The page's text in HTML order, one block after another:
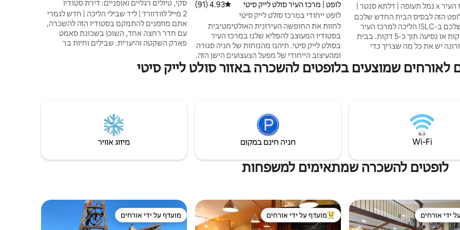
לופט במרכז העיר x נמל תעופה | דלתא סנטר |
הזה לבסיס הבית החדש שלכם
להרפתקה שלכם ב-SLC! הליכה למרכז העיר
תוך 10-15 דקות או נסיעה תוך כ-5 דקות. בבית
יש את כל מה שצריך כדי
סייז ושולחנות • מטבח מצויד היטב עם בר קפה •
אזורי שינה ייחודיים • Wi-Fi מהיר וטלוויזיות
• נסיעה של 5 דקות לנמל התעופה • נסיעה של
לופט | מרכז העיר סולט לייק סיטי דירוג ממוצע של 4.93 מתוך 5, 91 ביקורות
4.93 (91)
לופט ייחודי במרכז סולט לייק סיטי
לחוות את החופשה העירונית האולטימטיבית
בסטודיו המעוצב להפליא שלנו במרכז העיר
בסולט לייק סיטי. תיהנו מהנוחות של חניה סגורה
ומהעיצוב הייחודי של מפעל הצעצועים הישן הזה.
עם תקרות גבוהות, תוכנית קומה פתוחה וקירות
לבנים חשופים, הסטודיו הזה מציע חוויית מגורים
השהייה שלכם עכשיו וגלו את כל מה שיש לסולט
סקי, טיולים רגליים ואופניים: דירת סטודיו
מודרנית בפארק סיטי
2 מייל לוודוורד | ליד שבילי הליכה | חדש לגמרי
אתם מוזמנים להתמקם בסטודיו הזה להשכרה,
עם חדר רחצה אחד, השוכן בשכונת סאמט
פארק השקטה והיערית. שבילים וחיות בר
לנוחות מקומית בקרבת מקום. תוכלו לבלות את
ימיכם ברכיבה על אופני הרים במסלול שטח,
בברכה בבית אחרי יום של הרפתקאות!
לאורחים שמוצעים בלופטים להשכרה באזור סולט לייק סיטי
Wi‑Fi חניה חינם במקום מיזוג אוויר
לופטים להשכרה שמתאימים למשפחות
נכסים מועדפים על ידי אורחים
ידי אורחים מוביל בקרב נכסים מועדפים על ידי אורחים
מועדף על ידי אורחים מועדף על ידי אורחים
מועדף על ידי אורחים